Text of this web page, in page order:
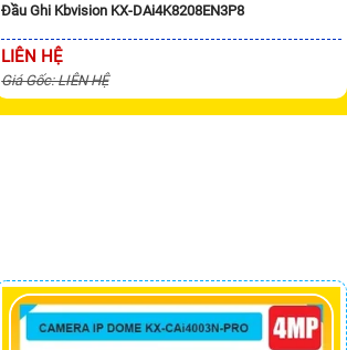
Đầu Ghi Kbvision KX-DAi4K8208EN3P8
LIÊN HỆ
Giá Gốc: LIÊN HỆ